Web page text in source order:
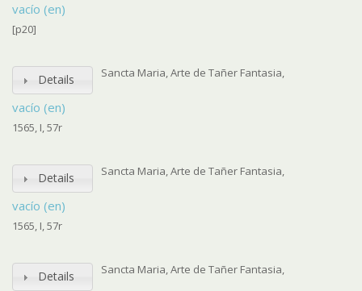
vacío (en)
[p20]
Details
vacío (en)
Sancta Maria, Arte de Tañer Fantasia,
1565, I, 57r
Details
vacío (en)
Sancta Maria, Arte de Tañer Fantasia,
1565, I, 57r
Details Sancta Maria, Arte de Tañer Fantasia,